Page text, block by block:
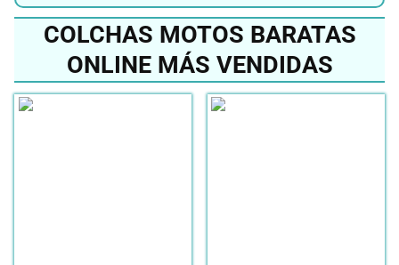
COLCHAS MOTOS BARATAS
ONLINE MÁS VENDIDAS